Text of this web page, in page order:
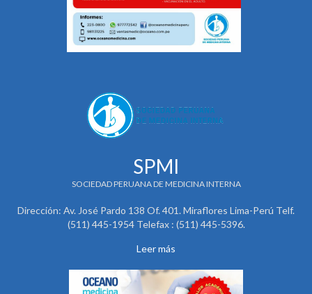
SPMI
SOCIEDAD PERUANA DE MEDICINA INTERNA
Dirección: Av. José Pardo 138 Of. 401. Miraflores Lima-Perú Telf.
(511) 445-1954 Telefax : (511) 445-5396.
Leer más